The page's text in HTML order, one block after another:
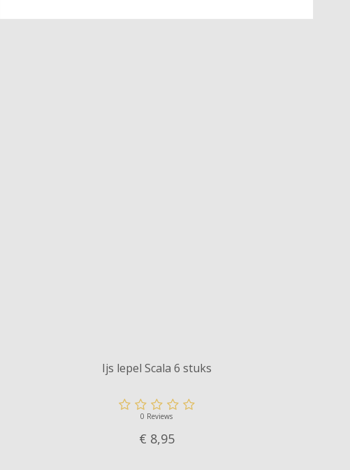
Ijs lepel Scala 6 stuks
0 Reviews
€ 8,95